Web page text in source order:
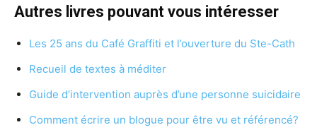
Autres livres pouvant vous intéresser
Les 25 ans du Café Graffiti et l’ouverture du Ste-Cath
Recueil de textes à méditer
Guide d’intervention auprès d’une personne suicidaire
Comment écrire un blogue pour être vu et référencé?